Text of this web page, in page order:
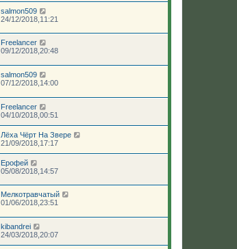
salmon509
24/12/2018,11:21
Freelancer
09/12/2018,20:48
salmon509
07/12/2018,14:00
Freelancer
04/10/2018,00:51
Лёха Чёрт На Звере
21/09/2018,17:17
Ерофей
05/08/2018,14:57
Мелкотравчатый
01/06/2018,23:51
kibandrei
24/03/2018,20:07